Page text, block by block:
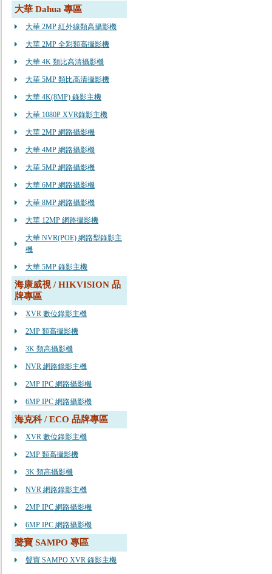
大華 Dahua 專區
大華 2MP 紅外線類高攝影機
大華 2MP 全彩類高攝影機
大華 4K 類比高清攝影機
大華 5MP 類比高清攝影機
大華 4K(8MP) 錄影主機
大華 1080P XVR錄影主機
大華 2MP 網路攝影機
大華 4MP 網路攝影機
大華 5MP 網路攝影機
大華 6MP 網路攝影機
大華 8MP 網路攝影機
大華 12MP 網路攝影機
大華 NVR(POE) 網路型錄影主
機
大華 5MP 錄影主機
海康威視 / HIKVISION 品
牌專區
XVR 數位錄影主機
2MP 類高攝影機
3K 類高攝影機
NVR 網路錄影主機
2MP IPC 網路攝影機
6MP IPC 網路攝影機
海克科 / ECO 品牌專區
XVR 數位錄影主機
2MP 類高攝影機
3K 類高攝影機
NVR 網路錄影主機
2MP IPC 網路攝影機
6MP IPC 網路攝影機
聲寶 SAMPO 專區
聲寶 SAMPO XVR 錄影主機